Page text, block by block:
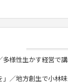
様性生かす経営で
／地方創生で小林